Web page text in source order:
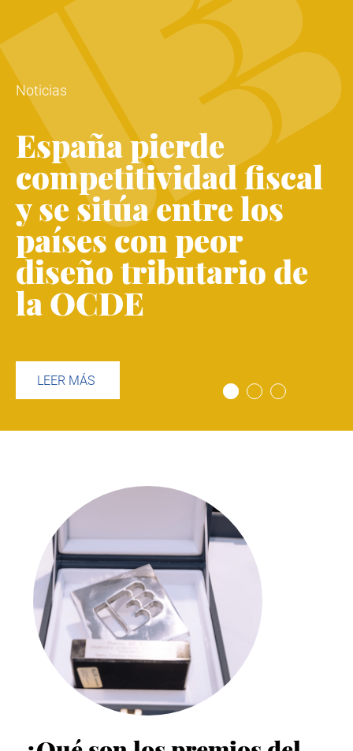
Noticias
España pierde
competitividad fiscal
y se sitúa entre los
países con peor
diseño tributario de
la OCDE
LEER MÁS